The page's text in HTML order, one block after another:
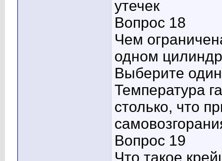
утечек
Вопрос 18
Чем
одном
Выберите
Температура
столько, что
Вопрос 19
Что такое